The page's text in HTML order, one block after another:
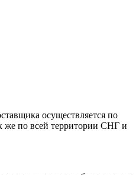
осуществляется по
же по всей территории СНГ и